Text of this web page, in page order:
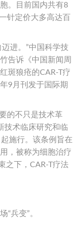
。目前国内共有8
针定价大多高达百
进。”中国科学技
告诉《中国新闻周
斑狼疮的CAR-T疗
9月刊发于国际期
的不只是技术革
技术临床研究和临
施行。该条例旨在
，被称为细胞治疗
之下，CAR-T疗法
“兵变”。